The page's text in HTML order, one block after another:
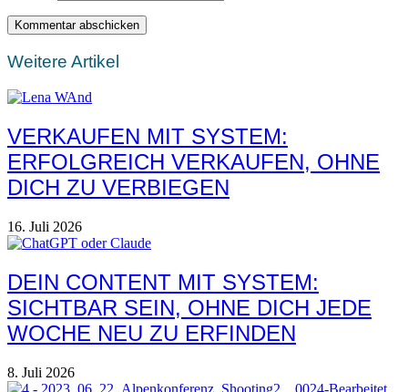
Weitere Artikel
VERKAUFEN MIT SYSTEM:
ERFOLGREICH VERKAUFEN, OHNE
DICH ZU VERBIEGEN
16. Juli 2026
DEIN CONTENT MIT SYSTEM:
SICHTBAR SEIN, OHNE DICH JEDE
WOCHE NEU ZU ERFINDEN
8. Juli 2026